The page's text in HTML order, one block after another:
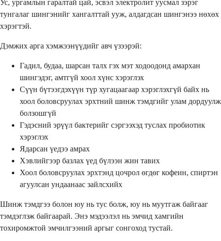
Ус, ургамлын гаралтай цай, эсвэл электролит уусмал зэрэг
тунгалаг шингэнийг хангалттай ууж, алдагдсан шингэнээ нөхөх
хэрэгтэй.
Дэмжих арга хэмжээнүүдийг авч үзээрэй:
Гадил, будаа, шарсан талх гэх мэт ходоодонд амархан
шингэдэг, амтгүй хоол хүнс хэрэглэх
Сүүн бүтээгдэхүүн түр хугацаагаар хэрэглэхгүй байх нь
хоол боловсруулах эрхтний шинж тэмдгийг улам дордуулж
болзошгүй
Гэдэсний эрүүл бактерийг сэргээхэд туслах пробиотик
хэрэглэх
Ядарсан үедээ амрах
Хэвлийгээр базлах үед бүлээн жин тавих
Хоол боловсруулах эрхтэнд цочрол өгдөг кофеин, спиртэн
агуулсан ундаанаас зайлсхийх
Шинж тэмдгээ болон юу нь тус болж, юу нь муутгаж байгааг
тэмдэглэж байгаарай. Энэ мэдээлэл нь эмчид хамгийн
тохиромжтой эмчилгээний аргыг сонгоход тустай.